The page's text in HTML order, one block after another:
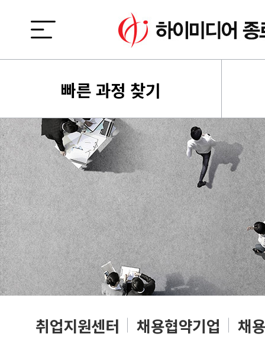
빠른 과정 찾기
취업지원센터 채용협약기업 채